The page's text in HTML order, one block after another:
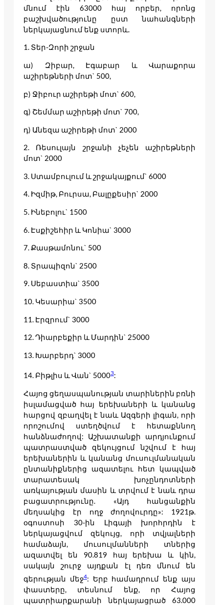
մնում էին 63000 հայ որբեր, որոնց
բաշխվածությունը ըստ նահանգների
ներկայացնում ենք ստորև.
1. Տեր-Զորի շրջան
ա) Զիբար, Էգաբար և Վարաքորա
աշիրեթների մոտ` 500,
բ) Ջիբուր աշիրեթի մոտ` 600,
գ) Շեմմար աշիրեթի մոտ` 700,
դ) Անեզա աշիրեթի մոտ` 2000
2. Ռեսուլայն շրջանի չեչեն աշիրեթների
մոտ` 2000
3. Ստամբուլում և շրջակայքում` 6000
4. Իզմիթ, Բուրսա, Բալըքեսիր` 2000
5. Ինեբոլու` 1500
6. Էսքիշեհիր և Կոնիա` 3000
7. Քասթամոնու` 500
8. Տրապիզոն` 2500
9. Սեբաստիա` 3500
10. Կեսարիա` 3500
11. Էրզրում` 3000
12. Դիարբեքիր և Մարդին` 25000
13. Խարբերդ` 3000
14. Բիթլիս և Վան` 50003:
Հայոց ցեղասպանության տարիներին բռնի
իսլամացված հայ երեխաների և կանանց
հարցով զբաղվել է նաև Ազգերի լիգան, որի
որոշումով ստեղծվում է հետաքննող
հանձնաժողով: Աշխատանքի արդյունքում
պատրաստված զեկույցում նշվում է հայ
երեխաներին և կանանց մուսուլմանական
ընտանիքներից ազատելու հետ կապված
տարատեսակ խոչընդոտների
առկայության մասին և տրվում է նաև դրա
բացատրությունը. «Այդ հանցանքին
մեղսակից էր ողջ ժողովուրդը»: 1921թ.
օգոստոսի 30-ին Լիգայի խորհրդին է
ներկայացվում զեկույց, որի տվյալների
համաձայն, մուսուլմանների տներից
ազատվել են 90.819 հայ երեխա և կին,
սակայն շուրջ այդքան էլ դեռ մնում են
գերության մեջ4: Երբ համադրում ենք այս
փաստերը, տեսնում ենք, որ Հայոց
պատրիարքարանի ներկայացրած 63.000